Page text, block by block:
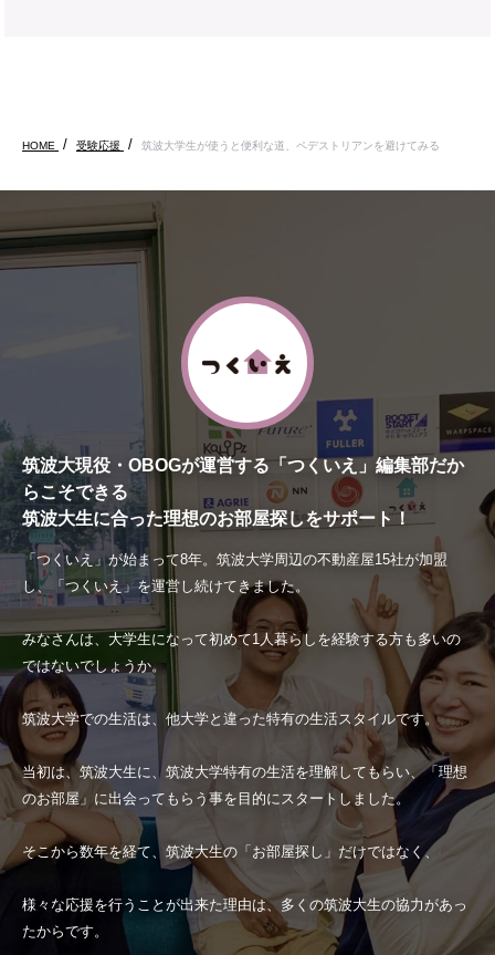
HOME 受験応援 筑波大学生が使うと便利な道、ペデストリアンを避けてみる
筑波大現役・OBOGが運営する「つくいえ」編集部だか
らこそできる
筑波大生に合った理想のお部屋探しをサポート！
「つくいえ」が始まって8年。筑波大学周辺の不動産屋15社が加盟
し、「つくいえ」を運営し続けてきました。
みなさんは、大学生になって初めて1人暮らしを経験する方も多いの
ではないでしょうか。
筑波大学での生活は、他大学と違った特有の生活スタイルです。
当初は、筑波大生に、筑波大学特有の生活を理解してもらい、「理想
のお部屋」に出会ってもらう事を目的にスタートしました。
そこから数年を経て、筑波大生の「お部屋探し」だけではなく、
様々な応援を行うことが出来た理由は、多くの筑波大生の協力があっ
たからです。